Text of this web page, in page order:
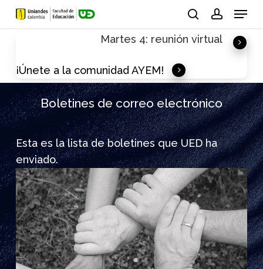
Skip
Menu
Martes 4: reunión virtual
¡Únete a la comunidad AYEM!
Boletines de correo electrónico
Esta es la lista de boletines que UED ha
enviado.